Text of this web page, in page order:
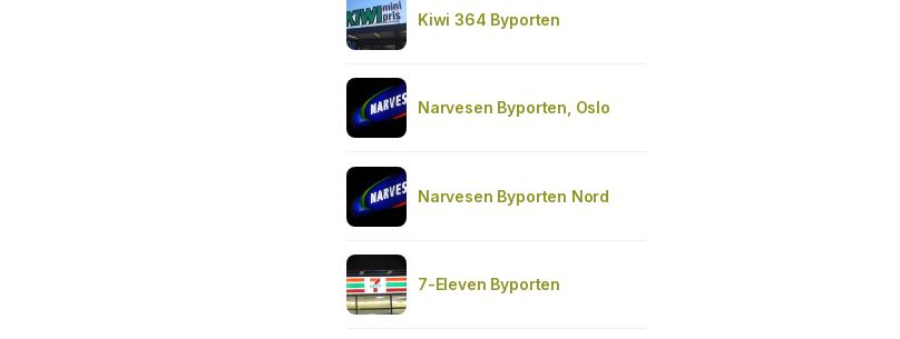
Kiwi 364 Byporten
Narvesen Byporten, Oslo
Narvesen Byporten Nord
7-Eleven Byporten